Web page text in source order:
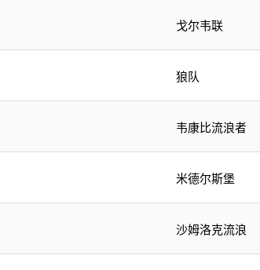
戈尔韦联
狼队
韦康比流浪者
米德尔斯堡
沙姆洛克流浪